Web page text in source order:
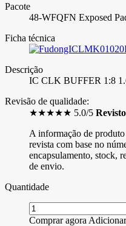
Pacote
48-WFQFN Exposed
Ficha técnica
Descrição
IC CLK BUFFER 1:8
Revisão de qualidade:
★★★★★ 5.0/5
A informação de
revista com base no
encapsulamento, stock,
de envio.
Quantidade
Comprar agora